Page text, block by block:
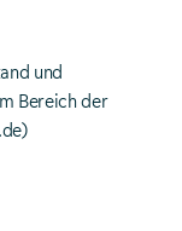
und
Bereich der